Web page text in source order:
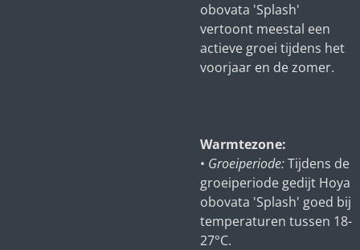
obovata 'Splash'
vertoont meestal een
actieve groei tijdens het
voorjaar en de zomer.
Warmtezone:
• Groeiperiode:Tijdens de
groeiperiode gedijt Hoya
obovata 'Splash' goed bij
temperaturen tussen 18-
27°C.